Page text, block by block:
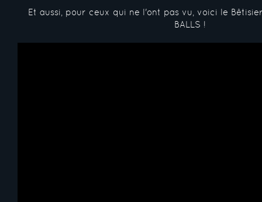
Et aussi, pour ceux qui ne l'ont pas vu, voici le Bêtisier
BALLS !